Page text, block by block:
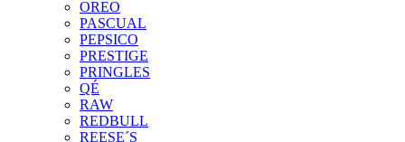
OREO
PASCUAL
PEPSICO
PRESTIGE
PRINGLES
QÉ
RAW
REDBULL
REESE´S